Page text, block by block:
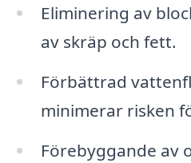
Eliminering av
av skräp och fett.
Förbättrad
minimerar risken
Förebyggande av